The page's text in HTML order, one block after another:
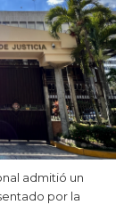
admitió un
por la